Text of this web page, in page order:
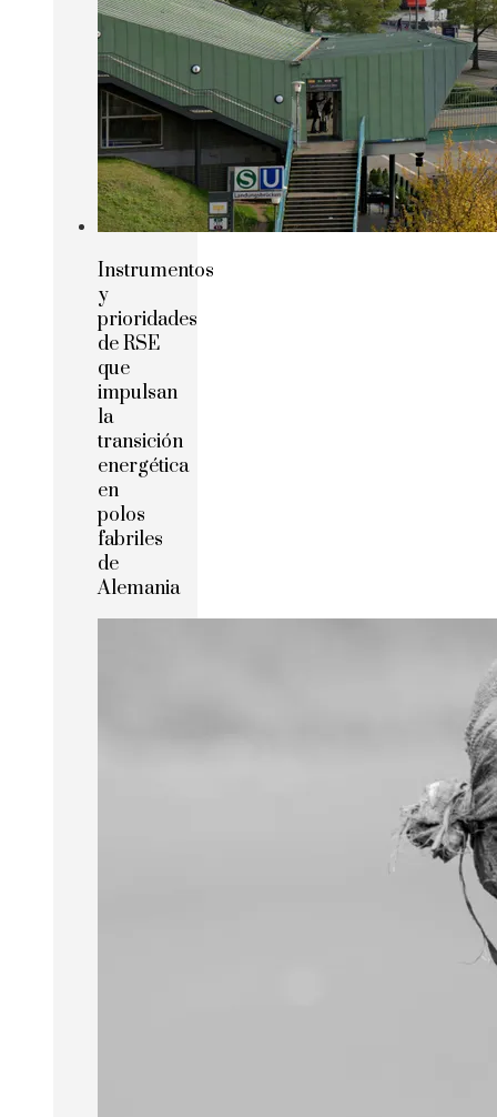
Instrumentos
y
prioridades
de RSE
que
impulsan
la
transición
energética
en
polos
fabriles
de
Alemania